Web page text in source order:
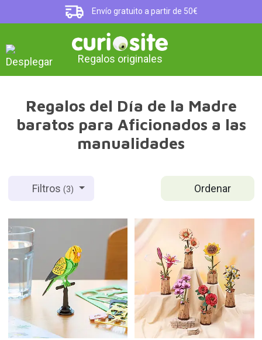
Envío gratuito a partir de 50€
Regalos originales
Regalos del Día de la Madre
baratos para Aficionados a las
manualidades
Ordenar
Filtros(3)